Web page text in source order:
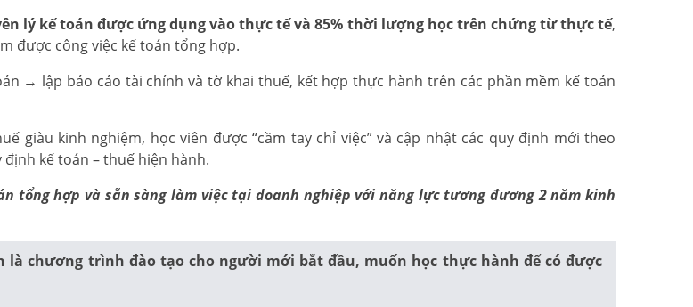
lý kế toán được ứng dụng vào thực tế và 85% thời lượng học trên chứng từ thực tế,
được công việc kế toán tổng hợp.
→ lập báo cáo tài chính và tờ khai thuế, kết hợp thực hành trên các phần mềm kế toán
giàu kinh nghiệm, học viên được “cầm tay chỉ việc” và cập nhật các quy định mới theo
định kế toán – thuế hiện hành.
tổng hợp và sẵn sàng làm việc tại doanh nghiệp với năng lực tương đương 2 năm kinh
là chương trình đào tạo cho người mới bắt đầu, muốn học thực hành để có được